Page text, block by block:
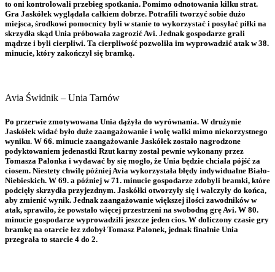
to oni kontrolowali przebieg spotkania. Pomimo odnotowania kilku strat.
Gra Jaskółek wyglądała całkiem dobrze. Potrafili tworzyć sobie dużo
miejsca, środkowi pomocnicy byli w stanie to wykorzystać i posyłać piłki na
skrzydła skąd Unia próbowała zagrozić Avi. Jednak gospodarze grali
mądrze i byli cierpliwi. Ta cierpliwość pozwoliła im wyprowadzić atak w 38.
minucie, który zakończył się bramką.
Avia Świdnik – Unia Tarnów
Po przerwie zmotywowana Unia dążyła do wyrównania. W drużynie
Jaskółek widać było duże zaangażowanie i wolę walki mimo niekorzystnego
wyniku. W 66. minucie zaangażowanie Jaskółek zostało nagrodzone
podyktowaniem jedenastki Rzut karny został pewnie wykonany przez
Tomasza Palonka i wydawać by się mogło, że Unia będzie chciała pójść za
ciosem. Niestety chwilę później Avia wykorzystała błędy indywidualne Biało-
Niebieskich. W 69. a później w 71. minucie gospodarze zdobyli bramki, które
podcięły skrzydła przyjezdnym. Jaskółki otworzyły się i walczyły do końca,
aby zmienić wynik. Jednak zaangażowanie większej ilości zawodników w
atak, sprawiło, że powstało więcej przestrzeni na swobodną grę Avi. W 80.
minucie gospodarze wyprowadzili jeszcze jeden cios. W doliczony czasie gry
bramkę na otarcie łez zdobył Tomasz Palonek, jednak finalnie Unia
przegrała to starcie 4 do 2.